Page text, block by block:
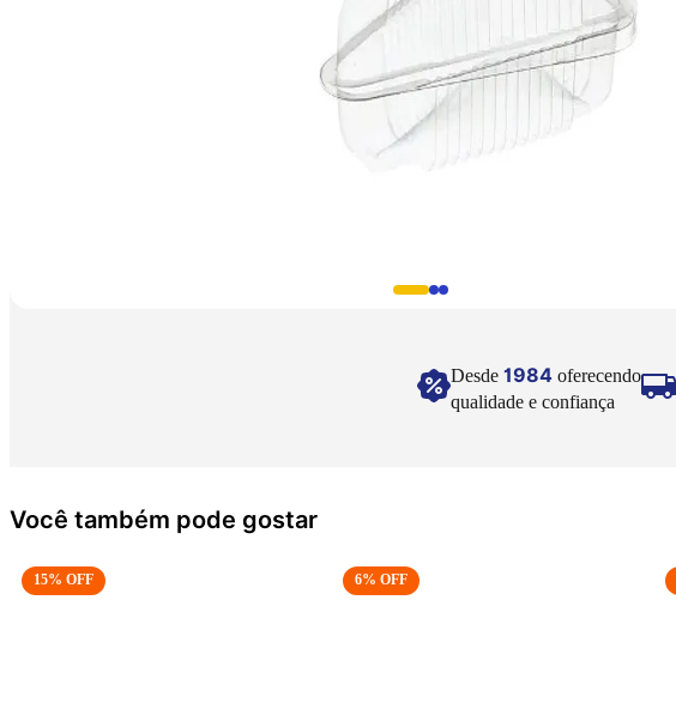
Desde 1984 oferecendo
qualidade e confiança
Você também pode gostar
15% OFF 6% OFF